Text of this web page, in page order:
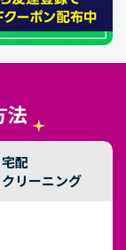
法
宅配
クリーニング